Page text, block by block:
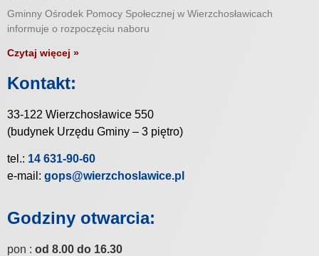
Gminny Ośrodek Pomocy Społecznej w Wierzchosławicach
informuje o rozpoczęciu naboru
Czytaj więcej »
Kontakt:
33-122 Wierzchosławice 550
(budynek Urzędu Gminy – 3 piętro)
tel.: 14 631-90-60
e-mail: gops@wierzchoslawice.pl
Godziny otwarcia:
pon : od 8.00 do 16.30